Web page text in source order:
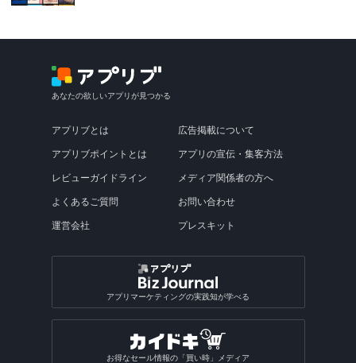
あなたの欲しいアプリが見つかる
アプリブとは
アプリブポイントとは
レビューガイドライン
よくあるご質問
運営会社
広告掲載について
アプリの宣伝・集客方法
メディア関係者の方へ
お問い合わせ
プレスキット
アプリマーケティングの実践知が学べる
お得なセール情報の「買い時」メディア